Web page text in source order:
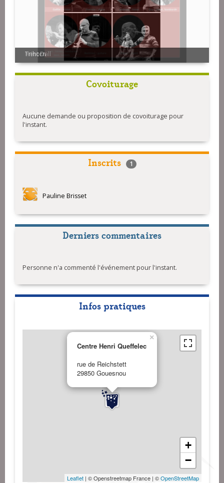
Hent Dall
Trihorn
Covoiturage
Aucune demande ou proposition de covoiturage pour
l'instant.
Inscrits 1
Pauline Brisset
Derniers commentaires
Personne n'a commenté l'événement pour l'instant.
Infos pratiques
Centre Henri Queffelec
rue de Reichstett
29850 Gouesnou
×
+
−
Leaflet | © Openstreetmap France | ©OpenStreetMap